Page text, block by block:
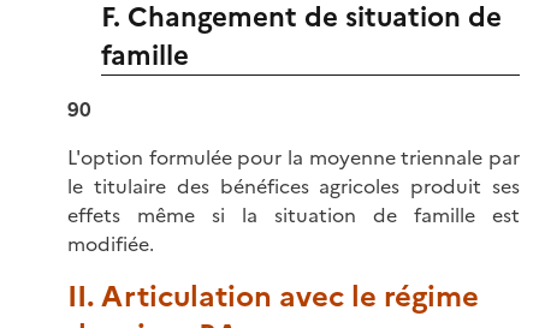
F. Changement de situation de
famille
90
L'option formulée pour la moyenne triennale par
le titulaire des bénéfices agricoles produit ses
effets même si la situation de famille est
modifiée.
II. Articulation avec le régime